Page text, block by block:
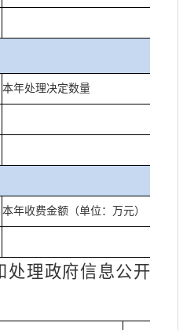
本年处理决定数量
本年收费金额（单位：万元）
处理政府信息公开